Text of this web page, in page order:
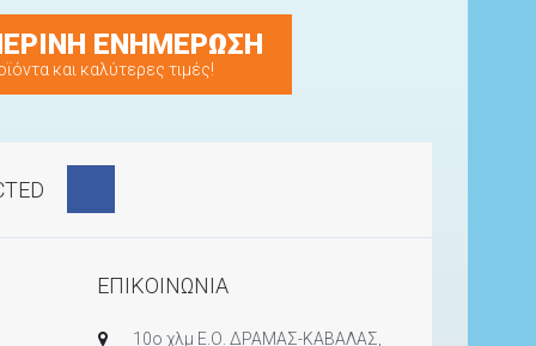
ΕΝΗΜΕΡΩΣΗ
και καλύτερες τιμές!
ΕΠΙΚΟΙΝΩΝΙΑ
10ο χλμ Ε.Ο. ΔΡΑΜΑΣ-ΚΑΒΑΛΑΣ,